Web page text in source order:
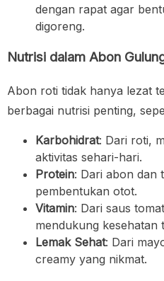
dengan rapat agar
digoreng.
Nutrisi dalam Abon
Abon roti tidak hanya lezat
berbagai nutrisi penting,
Karbohidrat: Dari roti,
aktivitas sehari-hari.
Protein: Dari abon dan
pembentukan otot.
Vitamin: Dari saus
mendukung kesehatan
Lemak Sehat: Dari
creamy yang nikmat.